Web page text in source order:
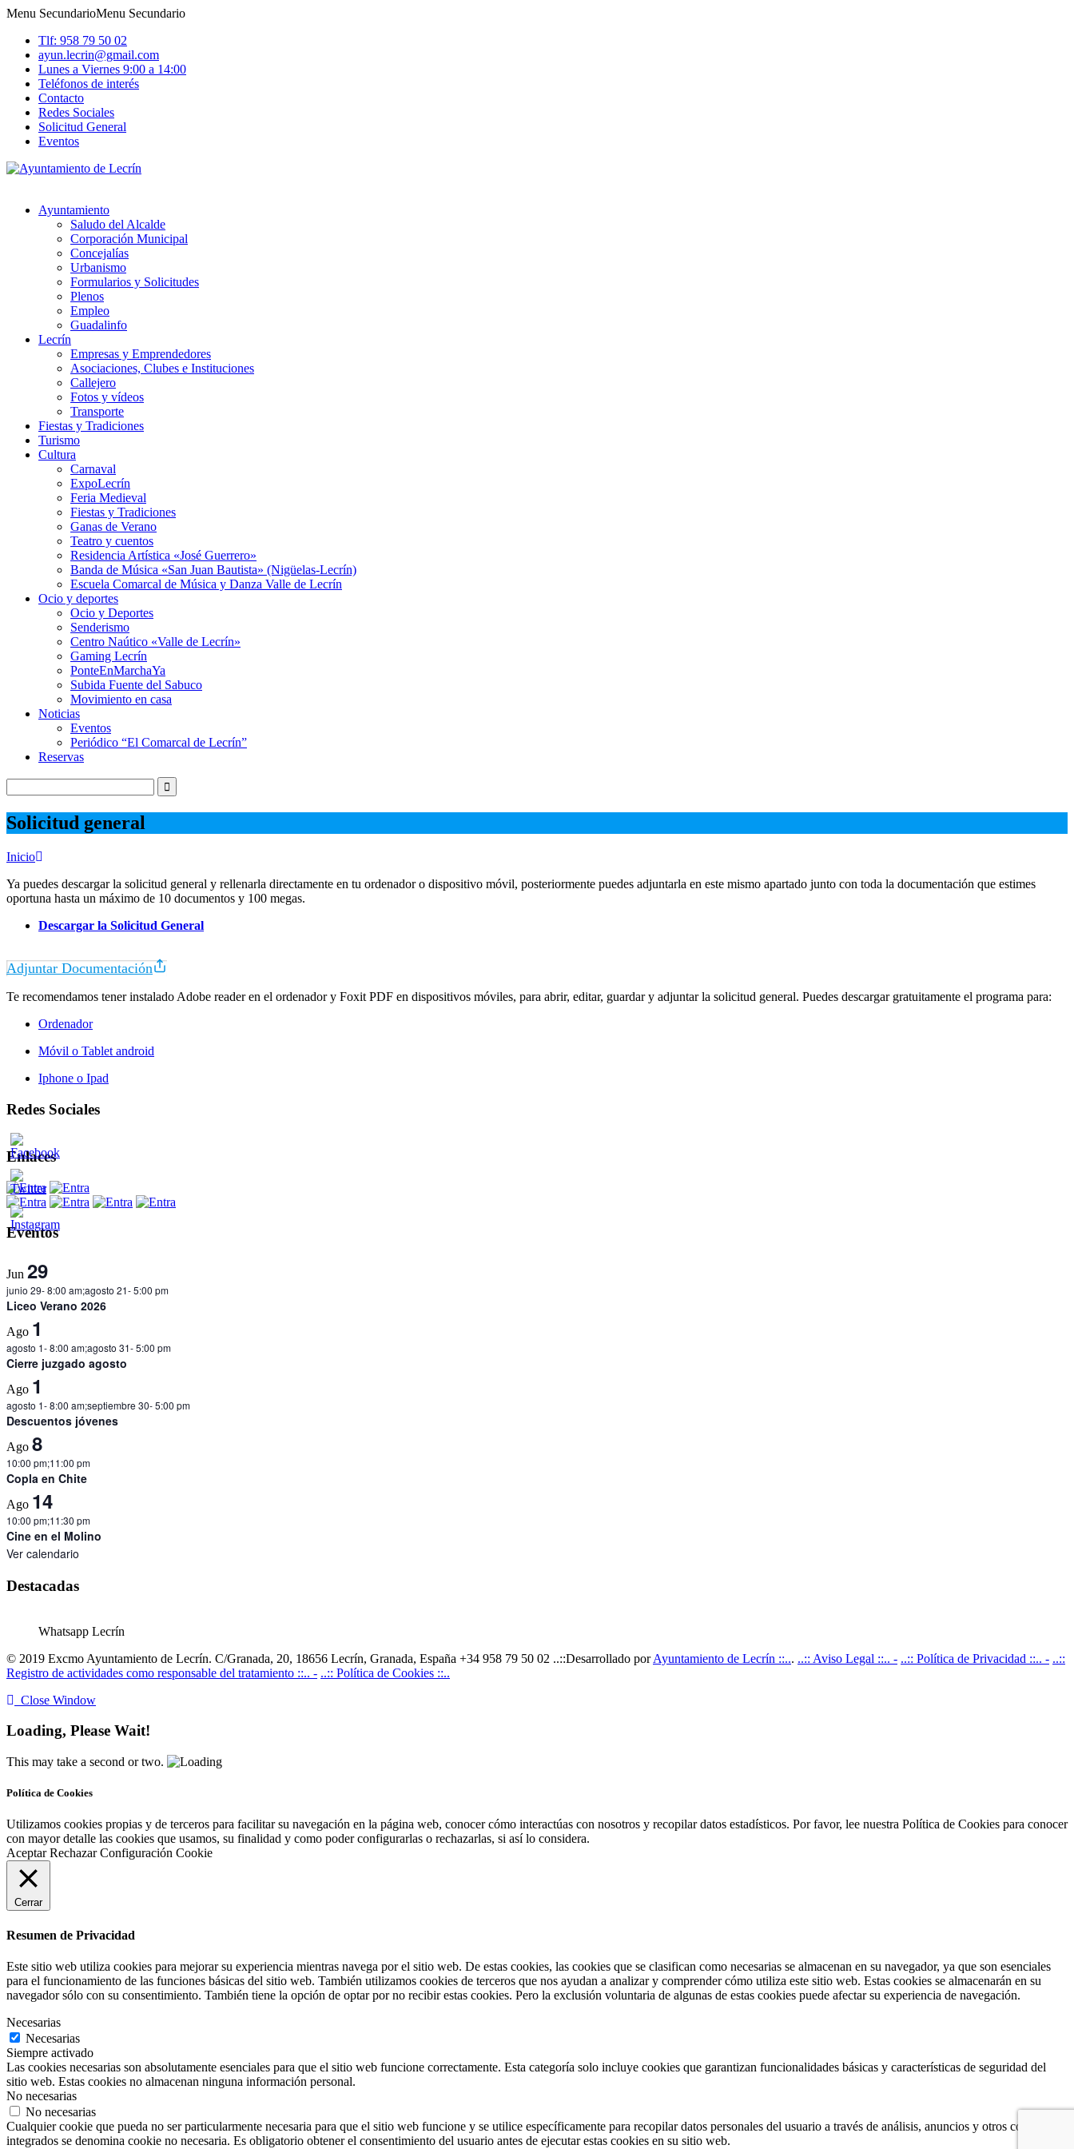
Menu SecundarioMenu Secundario
Tlf: 958 79 50 02
ayun.lecrin@gmail.com
Lunes a Viernes 9:00 a 14:00
Teléfonos de interés
Contacto
Redes Sociales
Solicitud General
Eventos
Ayuntamiento
Saludo del Alcalde
Corporación Municipal
Concejalías
Urbanismo
Formularios y Solicitudes
Plenos
Empleo
Guadalinfo
Lecrín
Empresas y Emprendedores
Asociaciones, Clubes e Instituciones
Callejero
Fotos y vídeos
Transporte
Fiestas y Tradiciones
Turismo
Cultura
Carnaval
ExpoLecrín
Feria Medieval
Fiestas y Tradiciones
Ganas de Verano
Teatro y cuentos
Residencia Artística «José Guerrero»
Banda de Música «San Juan Bautista» (Nigüelas-Lecrín)
Escuela Comarcal de Música y Danza Valle de Lecrín
Ocio y deportes
Ocio y Deportes
Senderismo
Centro Naútico «Valle de Lecrín»
Gaming Lecrín
PonteEnMarchaYa
Subida Fuente del Sabuco
Movimiento en casa
Noticias
Eventos
Periódico “El Comarcal de Lecrín”
Reservas
Solicitud general
Inicio
Ya puedes descargar la solicitud general y rellenarla directamente en tu ordenador o dispositivo móvil, posteriormente puedes adjuntarla en este mismo apartado junto con toda la documentación que estimes
oportuna hasta un máximo de 10 documentos y 100 megas.
Descargar la Solicitud General
Adjuntar Documentación
Te recomendamos tener instalado Adobe reader en el ordenador y Foxit PDF en dispositivos móviles, para abrir, editar, guardar y adjuntar la solicitud general. Puedes descargar gratuitamente el programa para:
Ordenador
Móvil o Tablet android
Iphone o Ipad
Redes Sociales
Enlaces
Eventos
Jun 29
junio 29- 8:00 am;agosto 21- 5:00 pm
Liceo Verano 2026
Ago 1
agosto 1- 8:00 am;agosto 31- 5:00 pm
Cierre juzgado agosto
Ago 1
agosto 1- 8:00 am;septiembre 30- 5:00 pm
Descuentos jóvenes
Ago 8
10:00 pm;11:00 pm
Copla en Chite
Ago 14
10:00 pm;11:30 pm
Cine en el Molino
Ver calendario
Destacadas
Whatsapp Lecrín
© 2019 Excmo Ayuntamiento de Lecrín. C/Granada, 20, 18656 Lecrín, Granada, España +34 958 79 50 02 ..::Desarrollado porAyuntamiento de Lecrín ::... ..:: Aviso Legal ::.. - ..:: Política de Privacidad ::.. - ..::
Registro de actividades como responsable del tratamiento ::.. - ..:: Política de Cookies ::..
Close Window
Loading, Please Wait!
This may take a second or two.
Política de Cookies
Utilizamos cookies propias y de terceros para facilitar su navegación en la página web, conocer cómo interactúas con nosotros y recopilar datos estadísticos. Por favor, lee nuestra Política de Cookies para conocer
con mayor detalle las cookies que usamos, su finalidad y como poder configurarlas o rechazarlas, si así lo considera.
Aceptar Rechazar Configuración Cookie
Cerrar
Resumen de Privacidad
Este sitio web utiliza cookies para mejorar su experiencia mientras navega por el sitio web. De estas cookies, las cookies que se clasifican como necesarias se almacenan en su navegador, ya que son esenciales
para el funcionamiento de las funciones básicas del sitio web. También utilizamos cookies de terceros que nos ayudan a analizar y comprender cómo utiliza este sitio web. Estas cookies se almacenarán en su
navegador sólo con su consentimiento. También tiene la opción de optar por no recibir estas cookies. Pero la exclusión voluntaria de algunas de estas cookies puede afectar su experiencia de navegación.
Necesarias
Necesarias
Siempre activado
Las cookies necesarias son absolutamente esenciales para que el sitio web funcione correctamente. Esta categoría solo incluye cookies que garantizan funcionalidades básicas y características de seguridad del
sitio web. Estas cookies no almacenan ninguna información personal.
No necesarias
No necesarias
Cualquier cookie que pueda no ser particularmente necesaria para que el sitio web funcione y se utilice específicamente para recopilar datos personales del usuario a través de análisis, anuncios y otros contenidos
integrados se denomina cookie no necesaria. Es obligatorio obtener el consentimiento del usuario antes de ejecutar estas cookies en su sitio web.